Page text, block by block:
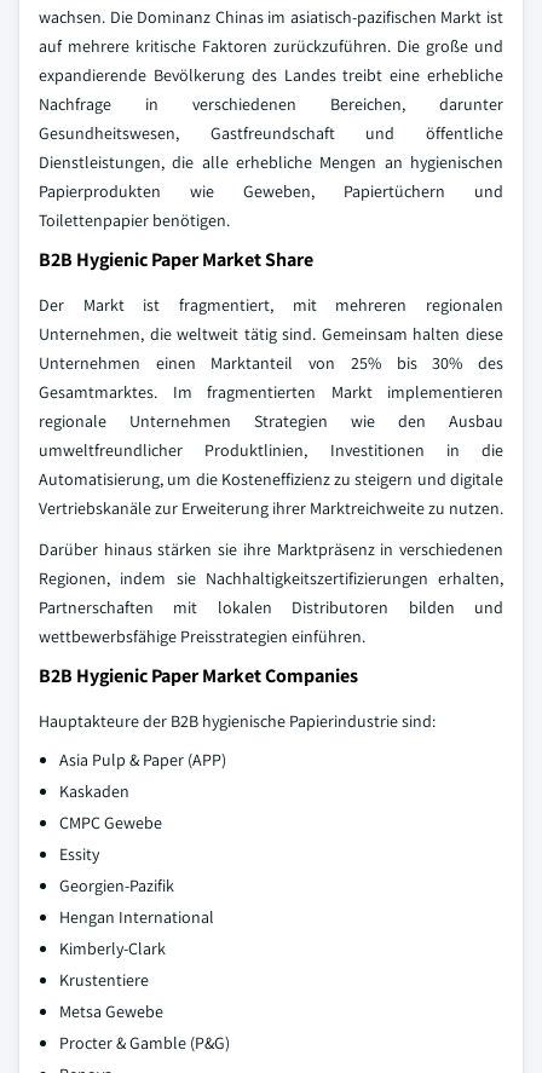
wachsen. Die Dominanz Chinas im asiatisch-pazifischen Markt ist
auf mehrere kritische Faktoren zurückzuführen. Die große und
expandierende Bevölkerung des Landes treibt eine erhebliche
Nachfrage in verschiedenen Bereichen, darunter
Gesundheitswesen, Gastfreundschaft und öffentliche
Dienstleistungen, die alle erhebliche Mengen an hygienischen
Papierprodukten wie Geweben, Papiertüchern und
Toilettenpapier benötigen.
B2B Hygienic Paper Market Share
Der Markt ist fragmentiert, mit mehreren regionalen
Unternehmen, die weltweit tätig sind. Gemeinsam halten diese
Unternehmen einen Marktanteil von 25% bis 30% des
Gesamtmarktes. Im fragmentierten Markt implementieren
regionale Unternehmen Strategien wie den Ausbau
umweltfreundlicher Produktlinien, Investitionen in die
Automatisierung, um die Kosteneffizienz zu steigern und digitale
Vertriebskanäle zur Erweiterung ihrer Marktreichweite zu nutzen.
Darüber hinaus stärken sie ihre Marktpräsenz in verschiedenen
Regionen, indem sie Nachhaltigkeitszertifizierungen erhalten,
Partnerschaften mit lokalen Distributoren bilden und
wettbewerbsfähige Preisstrategien einführen.
B2B Hygienic Paper Market Companies
Hauptakteure der B2B hygienische Papierindustrie sind:
Asia Pulp & Paper (APP)
Kaskaden
CMPC Gewebe
Essity
Georgien-Pazifik
Hengan International
Kimberly-Clark
Krustentiere
Metsa Gewebe
Procter & Gamble (P&G)